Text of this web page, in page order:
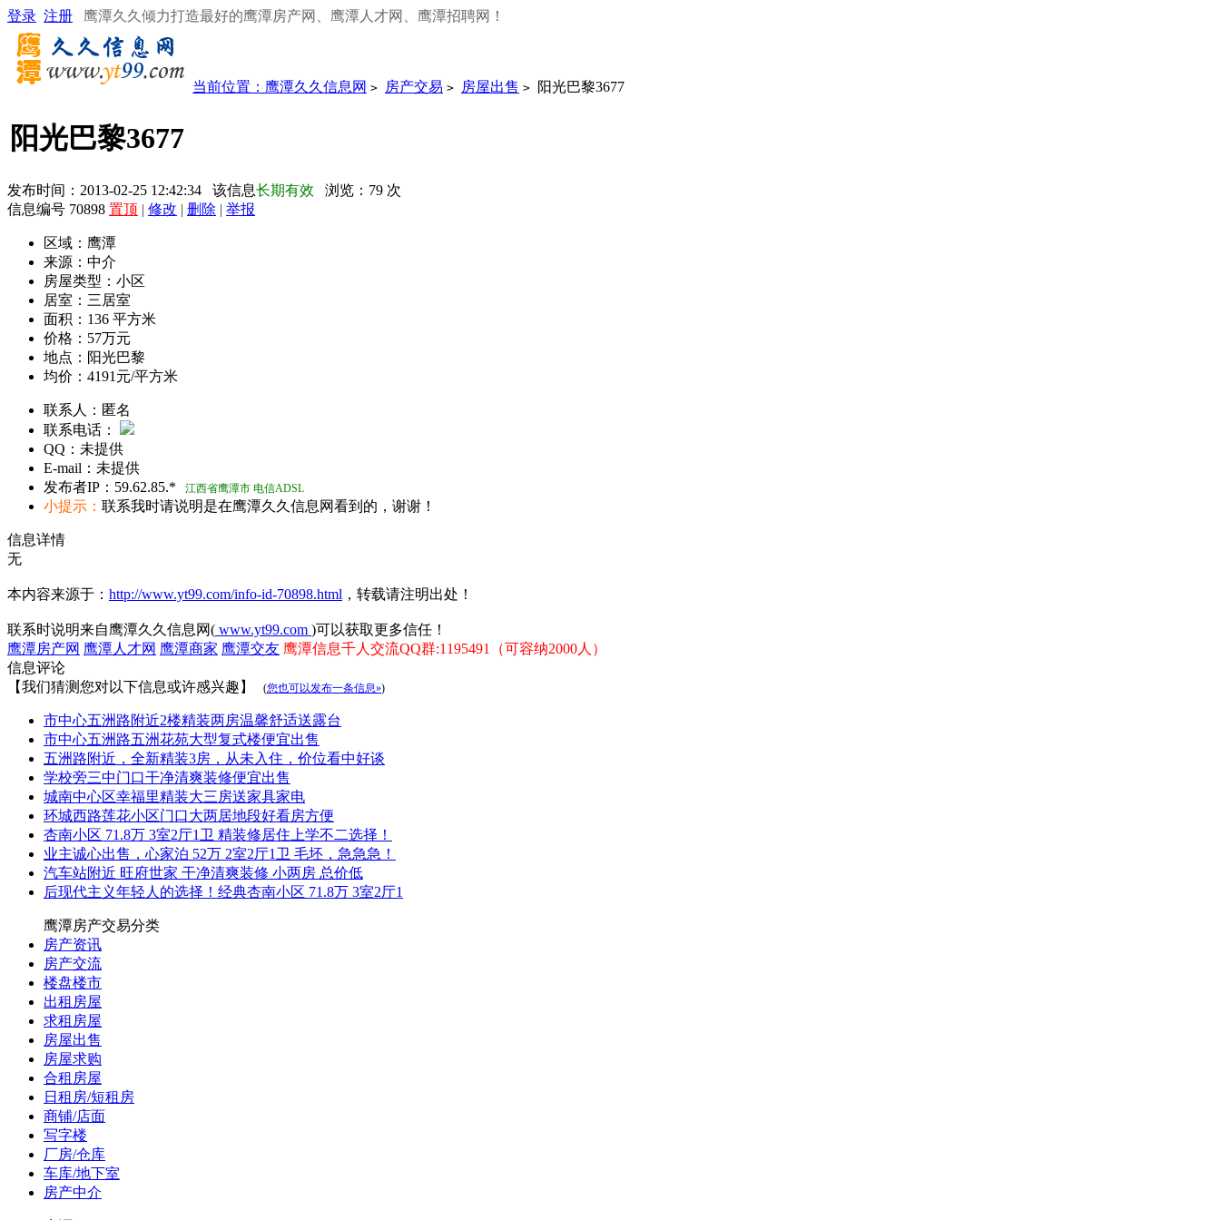
登录 注册 鹰潭久久倾力打造最好的鹰潭房产网、鹰潭人才网、鹰潭招聘网！
当前位置： 鹰潭久久信息网 > 房产交易 > 房屋出售 > 阳光巴黎3677
阳光巴黎3677
发布时间：2013-02-25 12:42:34 该信息长期有效 浏览： 79 次
信息编号 70898 置顶 | 修改 | 删除 | 举报
区域： 鹰潭
来源： 中介
房屋类型： 小区
居室： 三居室
面积： 136 平方米
价格： 57万元
地点： 阳光巴黎
均价： 4191元/平方米
联系人： 匿名
联系电话：
QQ： 未提供
E-mail： 未提供
发布者IP： 59.62.85.* 江西省鹰潭市 电信ADSL
小提示： 联系我时请说明是在鹰潭久久信息网看到的，谢谢！
信息详情
无
本内容来源于： http://www.yt99.com/info-id-70898.html ，转载请注明出处！
联系时说明来自鹰潭久久信息网( www.yt99.com )可以获取更多信任！
鹰潭房产网 鹰潭人才网 鹰潭商家 鹰潭交友 鹰潭信息千人交流QQ群:1195491（可容纳2000人）
信息评论
【我们猜测您对以下信息或许感兴趣】
(您也可以发布一条信息»)
市中心五洲路附近2楼精装两房温馨舒适送露台
市中心五洲路五洲花苑大型复式楼便宜出售
五洲路附近，全新精装3房，从未入住，价位看中好谈
学校旁三中门口干净清爽装修便宜出售
城南中心区幸福里精装大三房送家具家电
环城西路莲花小区门口大两居地段好看房方便
杏南小区 71.8万 3室2厅1卫 精装修居住上学不二选择！
业主诚心出售，心家泊 52万 2室2厅1卫 毛坯，急急急！
汽车站附近 旺府世家 干净清爽装修 小两房 总价低
后现代主义年轻人的选择！经典杏南小区 71.8万 3室2厅1
鹰潭房产交易分类
房产资讯
房产交流
楼盘楼市
出租房屋
求租房屋
房屋出售
房屋求购
合租房屋
日租房/短租房
商铺/店面
写字楼
厂房/仓库
车库/地下室
房产中介